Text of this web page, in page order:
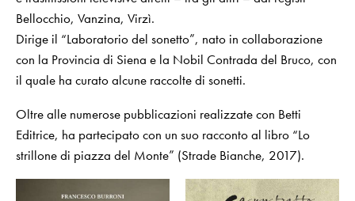
Bellocchio, Vanzina, Virzì.
Dirige il “Laboratorio del sonetto”, nato in collaborazione
con la Provincia di Siena e la Nobil Contrada del Bruco, con
il quale ha curato alcune raccolte di sonetti.
Oltre alle numerose pubblicazioni realizzate con Betti
Editrice, ha partecipato con un suo racconto al libro “Lo
strillone di piazza del Monte” (Strade Bianche, 2017).